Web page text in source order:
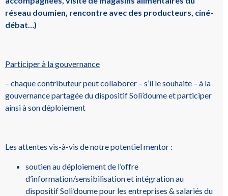
réseau doumien, rencontre avec des producteurs, ciné-
débat…)
Participer à la gouvernance
– chaque contributeur peut collaborer – s’il le souhaite – à la
gouvernance partagée du dispositif Soli’doume et participer
ainsi à son déploiement
Les attentes vis-à-vis de notre potentiel mentor :
soutien au déploiement de l’offre
d’information/sensibilisation et intégration au
dispositif Soli’doume pour les entreprises & salariés du